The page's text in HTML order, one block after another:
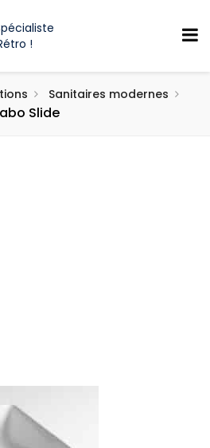
!
Sanitaires modernes
Slide